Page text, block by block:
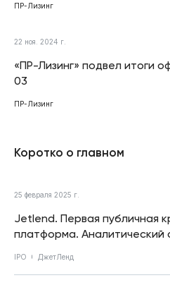
ПР-Лизинг
22 ноя. 2024 г.
«ПР-Лизинг» подвел итоги
03
ПР-Лизинг
Коротко о главном
25 февраля 2025 г.
Jetlend. Первая публичная
платформа. Аналитический
IPO ДжетЛенд